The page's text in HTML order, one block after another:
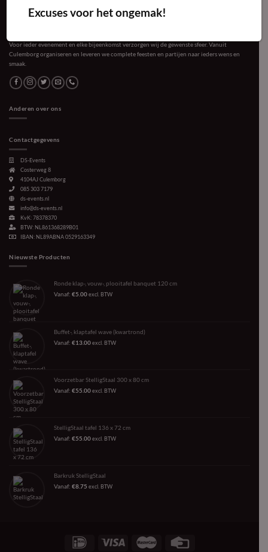
Voor ieder evenement en elke bijeenkomst verzorgen wij de gewenste sfeer. Vanuit
Culemborg organiseren en leveren we complete feesten en partijen naar ieders wens en
smaak.
Anderen over ons
Contactgegevens
DS-Events
Costerweg 8
4104AJ Culemborg
085 303 7179
ds-events.nl
info@ds-events.nl
KvK: 78378370
BTW: NL861368289B01
IBAN: NL89ABNA 0529163349
Nieuwste Producten
Ronde klap-, vouw-, plooitafel banquet 120 cm
Vanaf: €5.00excl. BTW
Buffet-, klaptafel wave (kwartrond)
Vanaf: €13.00excl. BTW
Voorzetbar StelligStaal 300 x 80 cm
Vanaf: €55.00excl. BTW
StelligStaal tafel 136 x 72 cm
Vanaf: €55.00excl. BTW
Barkruk StelligStaal
Vanaf: €8.75 excl. BTW
Excuses voor het ongemak!